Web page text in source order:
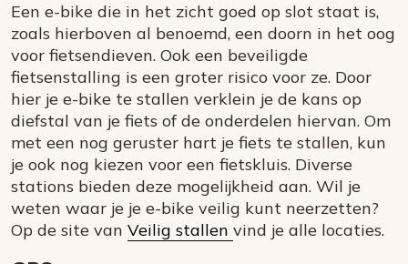
Een e-bike die in het zicht goed op slot staat is,
zoals hierboven al benoemd, een doorn in het oog
voor fietsendieven. Ook een beveiligde
fietsenstalling is een groter risico voor ze. Door
hier je e-bike te stallen verklein je de kans op
diefstal van je fiets of de onderdelen hiervan. Om
met een nog geruster hart je fiets te stallen, kun
je ook nog kiezen voor een fietskluis. Diverse
stations bieden deze mogelijkheid aan. Wil je
weten waar je je e-bike veilig kunt neerzetten?
Op de site van Veilig stallen vind je alle locaties.